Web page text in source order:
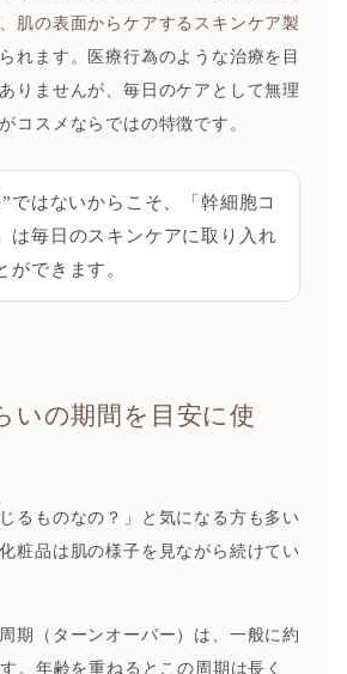
肌の表面からケアするスキンケア製
れます。医療行為のような治療を目
りませんが、毎日のケアとして無理
コスメならではの特徴です。
ではないからこそ、「幹細胞コ
は毎日のスキンケアに取り入れ
ができます。
の期間を目安に使
るものなの？」と気になる方も多い
粧品は肌の様子を見ながら続けてい
期（ターンオーバー）は、一般に約
。年齢を重ねるとこの周期は長く